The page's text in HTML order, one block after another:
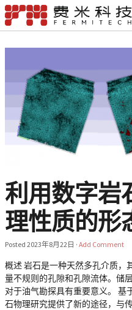
利用数字岩
理性质的形
Posted 2023年8月22日 · Add Comment
概述 岩石是一种天然多孔介质，
量不规则的孔隙和孔隙流体。储
对于油气勘探具有重要意义。 基
石物理研究提供了新的途径，与